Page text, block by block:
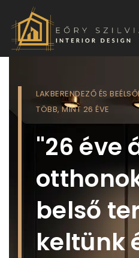
LAKBERENDEZŐ ÉS
TÖBB, MINT 26 ÉVE
"26 éve
belső
keltünk